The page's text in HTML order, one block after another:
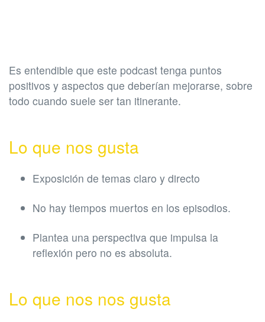
Es entendible que este podcast tenga puntos
positivos y aspectos que deberían mejorarse, sobre
todo cuando suele ser tan itinerante.
Lo que nos gusta
Exposición de temas claro y directo
No hay tiempos muertos en los episodios.
Plantea una perspectiva que impulsa la
reflexión pero no es absoluta.
Lo que nos nos gusta